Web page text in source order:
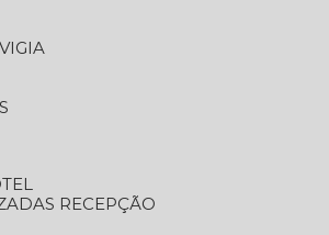
RECEPÇÃO